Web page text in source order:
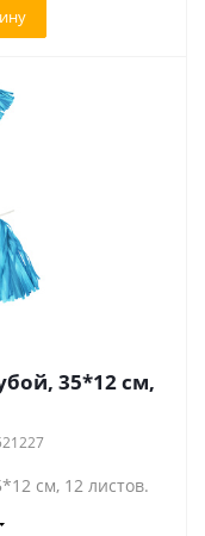
35*12 см,
см, 12 листов.